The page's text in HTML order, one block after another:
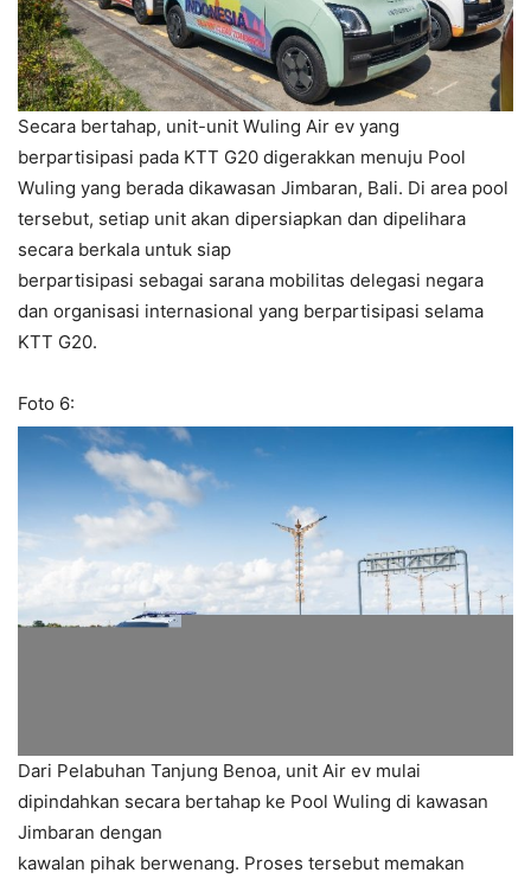
Secara bertahap, unit-unit Wuling Air ev yang
berpartisipasi pada KTT G20 digerakkan menuju Pool
Wuling yang berada dikawasan Jimbaran, Bali. Di area pool
tersebut, setiap unit akan dipersiapkan dan dipelihara
secara berkala untuk siap
berpartisipasi sebagai sarana mobilitas delegasi negara
dan organisasi internasional yang berpartisipasi selama
KTT G20.
Foto 6:
Dari Pelabuhan Tanjung Benoa, unit Air ev mulai
dipindahkan secara bertahap ke Pool Wuling di kawasan
Jimbaran dengan
kawalan pihak berwenang. Proses tersebut memakan